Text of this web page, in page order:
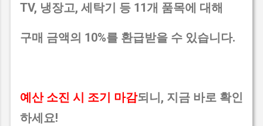
TV, 냉장고, 세탁기 등 11개 품목에 대해
구매 금액의 10%를 환급받을 수 있습니다.
예산 소진 시 조기 마감되니, 지금 바로 확인
하세요!